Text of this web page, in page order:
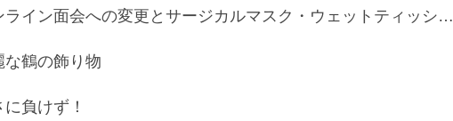
オンライン面会への変更とサージカルマスク・ウェットティッシュ・液体ハンドソープご持参のお願い
な鶴の飾り物
に負けず！